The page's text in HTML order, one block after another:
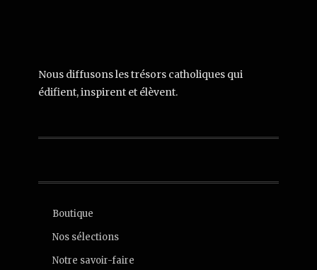
Nous diffusons les trésors catholiques qui
édifient, inspirent et élèvent.
Boutique
Nos sélections
Notre savoir-faire